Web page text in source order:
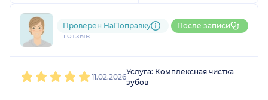
только к нему.
791....@....ru
1 отзыв
Проверен НаПоправку После записи
11.02.2026
Услуга: Комплексная чистка
зубов